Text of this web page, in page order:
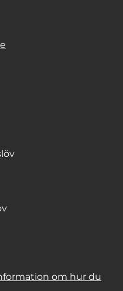
om hur du